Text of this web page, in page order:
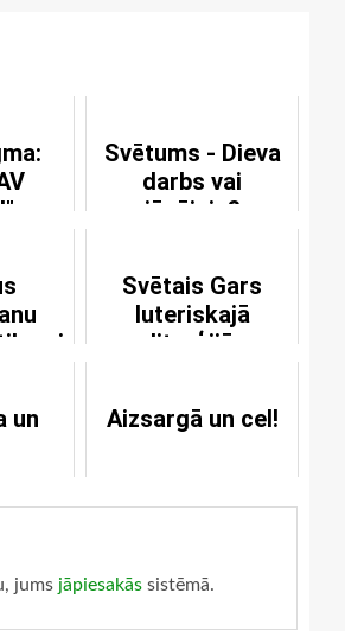
Svētums - Dieva
darbs vai
jūsējais?
Svētais Gars
luteriskajā
liturģijā
un
Aizsargā un cel!
jums jāpiesakās sistēmā.